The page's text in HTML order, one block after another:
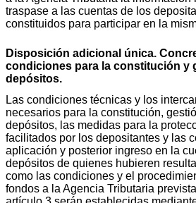
traspase a las cuentas de los
constituidos para participar en la
Disposición adicional única.
condiciones para la constitución y
depósitos.
Las condiciones técnicas y los
necesarios para la constitución,
depósitos, las medidas para la
facilitados por los depositantes y las
aplicación y posterior ingreso en la
depósitos de quienes hubieren
como las condiciones y el
fondos a la Agencia Tributaria